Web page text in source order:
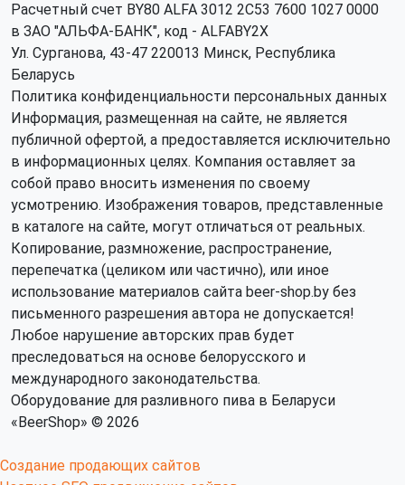
Расчетный счет BY80 ALFA 3012 2C53 7600 1027 0000
в ЗАО "АЛЬФА-БАНК", код - ALFABY2X
Ул. Сурганова, 43-47 220013 Минск, Республика
Беларусь
Политика конфиденциальности персональных данных
Информация, размещенная на сайте, не является
публичной офертой, а предоставляется исключительно
в информационных целях. Компания оставляет за
собой право вносить изменения по своему
усмотрению. Изображения товаров, представленные
в каталоге на сайте, могут отличаться от реальных.
Копирование, размножение, распространение,
перепечатка (целиком или частично), или иное
использование материалов сайта beer-shop.by без
письменного разрешения автора не допускается!
Любое нарушение авторских прав будет
преследоваться на основе белорусского и
международного законодательства.
Оборудование для разливного пива в Беларуси
«BeerShop» © 2026
Создание продающих сайтов